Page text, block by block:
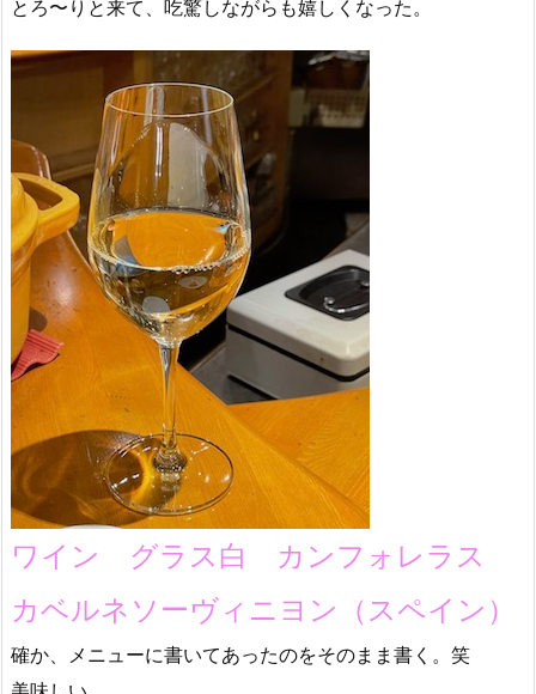
とろ〜りと来て、吃驚しながらも嬉しくなった。
ワイン グラス白 カンフォレラス
カベルネソーヴィニヨン（スペイン）
確か、メニューに書いてあったのをそのまま書く。笑